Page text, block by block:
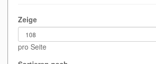
Zeige
pro Seite